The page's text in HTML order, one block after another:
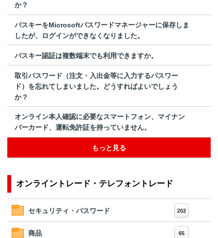
か？
パスキーをMicrosoftパスワードマネージャーに保存しま
したが、ログインができなくなりました。
パスキー認証は複数端末でも利用できますか。
取引パスワード（注文・入出金等に入力するパスワー
ド）を忘れてしまいました。どうすればよいでしょう
か？
オンライン本人確認に必要なスマートフォン、マイナン
バーカード、運転免許証を持っていません。
もっと見る
オンライントレード・テレフォントレード
セキュリティ・パスワード 202
商品 65